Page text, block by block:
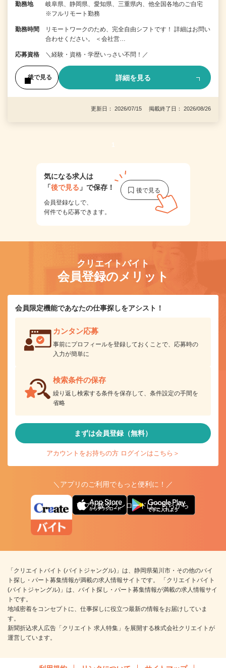
勤務地
岐阜県、静岡県、愛知県、三重県内、他全国各地のご自宅
※フルリモート勤務
勤務時間
リモートワークのため、完全自由シフトです！ 詳細はお問い
合わせください。 ＜会社営…
応募資格 ＼経験・資格・学歴いっさい不問！／
後で見る 詳細を見る
更新日： 2026/07/15 掲載終了日： 2026/08/26
1
気になる求人は
「後で見る 」で保存！
会員登録なしで、
何件でも応募できます。
クリエイトバイト
会員登録のメリット
会員限定機能であなたの仕事探しをアシスト！
カンタン応募
事前にプロフィールを登録しておくことで、応募時の
入力が簡単に
検索条件の保存
繰り返し検索する条件を保存して、条件設定の手間を
省略
まずは会員登録（無料）
アカウントをお持ちの方 ログインはこちら＞
＼アプリのご利用でもっと便利に！／
アプリ版ダウンロードはこちらから
「クリエイトバイト (バイトジャングル)」は、静岡県菊川市・その他のバイ
ト探し・パート募集情報が満載の求人情報サイトです。 「クリエイトバイト
(バイトジャングル)」は、バイト探し・パート募集情報が満載の求人情報サイ
トです。
地域密着をコンセプトに、仕事探しに役立つ最新の情報をお届けしていま
す。
新聞折込求人広告「クリエイト 求人特集」を展開する株式会社クリエイトが
運営しています。